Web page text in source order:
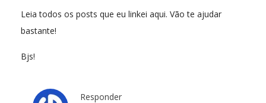
Leia todos os posts que eu linkei aqui. Vão te ajudar
bastante!
Bjs!
Responder